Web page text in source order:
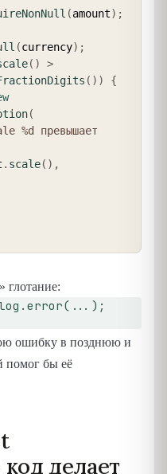
(amount) ;
(currency) ;
( )
>
( ) )
{
(
%d превышает
. scale( ) ,
глотание:
log.error(...);
ошибку в позднюю и
помог бы её
делает